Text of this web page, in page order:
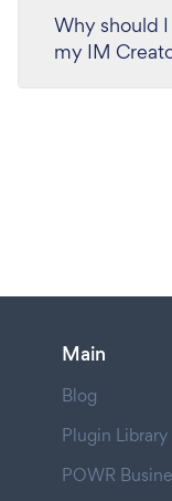
Why should
my IM
Main
Blog
Plugin Library
POWR